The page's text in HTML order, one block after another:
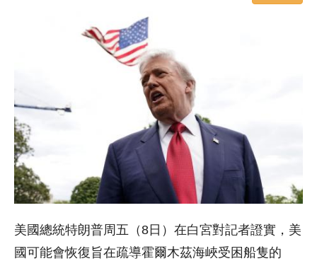
美國總統特朗普周五（8日）在白宮對記者證實，美
國可能會恢復旨在疏導霍爾木茲海峽受困船隻的